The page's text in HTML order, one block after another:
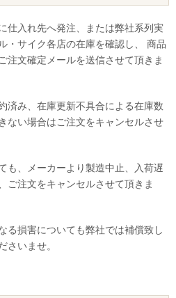
仕入れ先へ発注、または弊社系列実
・サイク各店の在庫を確認し、 商品
注文確定メールを送信させて頂きま
済み、在庫更新不具合による在庫数
ない場合はご注文をキャンセルさせ
も、メーカーより製造中止、入荷遅
ご注文をキャンセルさせて頂きま
る損害についても弊社では補償致し
さいませ。